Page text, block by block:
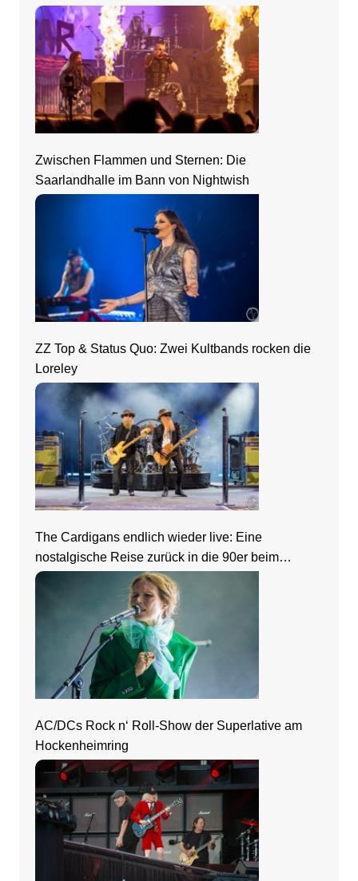
Zwischen Flammen und Sternen: Die
Saarlandhalle im Bann von Nightwish
ZZ Top & Status Quo: Zwei Kultbands rocken die
Loreley
The Cardigans endlich wieder live: Eine
nostalgische Reise zurück in die 90er beim
Zeltfestival Rhein-Neckar
AC/DCs Rock n‘ Roll-Show der Superlative am
Hockenheimring